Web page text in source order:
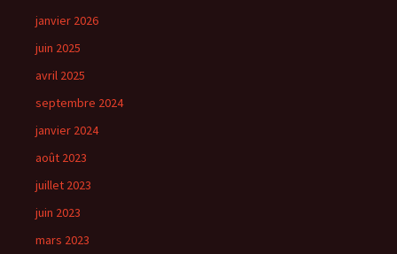
janvier 2026
juin 2025
avril 2025
septembre 2024
janvier 2024
août 2023
juillet 2023
juin 2023
mars 2023